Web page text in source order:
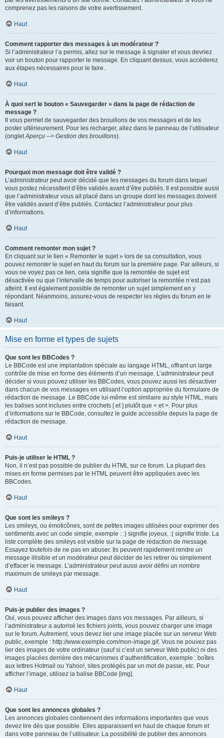
comprenez pas les raisons de votre avertissement.
Haut
Comment rapporter des messages à un modérateur ?
Si l’administrateur l’a permis, allez sur le message à signaler et vous devriez
voir un bouton pour rapporter le message. En cliquant dessus, vous accéderez
aux étapes nécessaires pour le faire.
Haut
À quoi sert le bouton « Sauvegarder » dans la page de rédaction de
message ?
Il vous permet de sauvegarder des brouillons de vos messages et de les
poster ultérieurement. Pour les recharger, allez dans le panneau de l’utilisateur
(ongletAperçu --> Gestion des brouillons).
Haut
Pourquoi mon message doit être validé ?
L’administrateur peut avoir décidé que les messages du forum dans lequel
vous postez nécessitent d’être validés avant d’être publiés. Il est possible aussi
que l’administrateur vous ait placé dans un groupe dont les messages doivent
être validés avant d’être publiés. Contactez l’administrateur pour plus
d’informations.
Haut
Comment remonter mon sujet ?
En cliquant sur le lien « Remonter le sujet » lors de sa consultation, vous
pouvez remonterle sujet en haut du forum sur la première page. Par ailleurs, si
vous ne voyez pas ce lien, cela signifie que la remontée de sujet est
désactivée ou que l’intervalle de temps pour autoriser la remontée n’est pas
atteint. Il est également possible de remonter un sujet simplement en y
répondant. Néanmoins, assurez-vous de respecter les règles du forum en le
faisant.
Haut
Mise en forme et types de sujets
Que sont les BBCodes ?
Le BBCode est une implantation spéciale au langage HTML, offrant un large
contrôle de mise en forme des éléments d’un message. L’administrateur peut
décider si vous pouvez utiliser les BBCodes, vous pouvez aussi les désactiver
dans chacun de vos messages en utilisant l’option appropriée du formulaire de
rédaction de message. Le BBCode lui-même est similaire au style HTML, mais
les balises sont incluses entre crochets [ et ] plutôt que < et >. Pour plus
d’informations sur le BBCode, consultez le guide accessible depuis la page de
rédaction de message.
Haut
Puis-je utiliser le HTML ?
Non, il n’est pas possible de publier du HTML sur ce forum. La plupart des
mises en forme permises par le HTML peuvent être appliquées avec les
BBCodes.
Haut
Que sont les smileys ?
Les smileys, ou émoticônes, sont de petites images utilisées pour exprimer des
sentiments avec un code simple, exemple : :) signifie joyeux, :( signifie triste. La
liste complète des smileys est visible sur la page de rédaction de message.
Essayez toutefois de ne pas en abuser. Ils peuvent rapidement rendre un
message illisible et un modérateur peut décider de les retirer ou simplement
d’effacer le message. L’administrateur peut aussi avoir défini un nombre
maximum de smileys par message.
Haut
Puis-je publier des images ?
Oui, vous pouvez afficher des images dans vos messages. Par ailleurs, si
l’administrateur a autorisé les fichiers joints, vous pouvez charger une image
sur le forum. Autrement, vous devez lier une image placée sur un serveur Web
public, exemple : http://www.exemple.com/mon-image.gif. Vous ne pouvez pas
lier des images de votre ordinateur (sauf si c’est un serveur Web public) ni des
images placées derrière des mécanismes d’authentification, exemple : boîtes
aux lettres Hotmail ou Yahoo!, sites protégés par un mot de passe, etc. Pour
afficher l’image, utilisez la balise BBCode [img].
Haut
Que sont les annonces globales ?
Les annonces globales contiennent des informations importantes que vous
devez lire dès que possible. Elles apparaissent en haut de chaque forum et
dans votre panneau de l’utilisateur. La possibilité de publier des annonces